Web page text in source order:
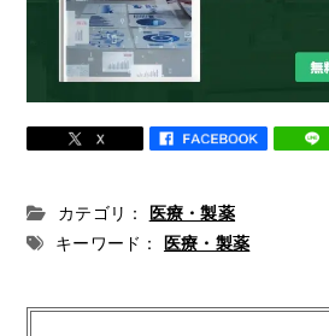
カテゴリ：
医療・製薬
キーワード：
医療・製薬